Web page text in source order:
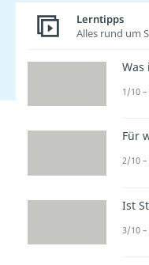
Lerntipps
Alles rund um
Was
1/10
Für
2/10
Ist
3/10